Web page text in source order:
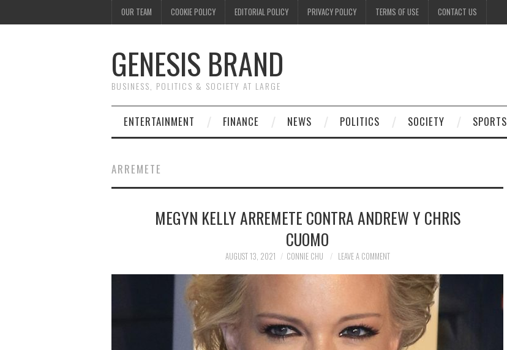
OUR TEAM COOKIE POLICY EDITORIAL POLICY PRIVACY POLICY TERMS OF USE CONTACT US
GENESIS BRAND
BUSINESS, POLITICS & SOCIETY AT LARGE
ENTERTAINMENT FINANCE NEWS POLITICS SOCIETY SPORTS
ARREMETE
MEGYN KELLY ARREMETE CONTRA ANDREW Y CHRIS
CUOMO
AUGUST 13, 2021 CONNIE CHU LEAVE A COMMENT